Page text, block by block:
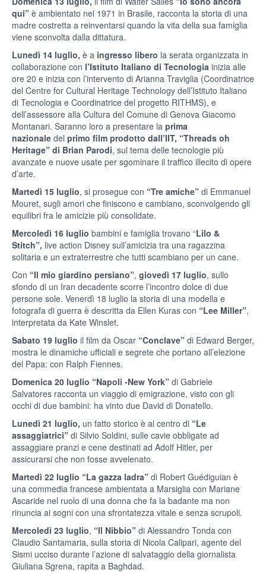
qui” è ambientato nel 1971 in Brasile, racconta la storia di una
madre costretta a reinventarsi quando la vita della sua famiglia
viene sconvolta dalla dittatura.
Lunedì 14 luglio, è a ingresso libero la serata organizzata in
collaborazione con l’Istituto Italiano di Tecnologia inizia alle
ore 20 e inizia con l’intervento di Arianna Traviglia (Coordinatrice
del Centre for Cultural Heritage Technology dell’Istituto Italiano
di Tecnologia e Coordinatrice del progetto RITHMS), e
dell’assessore alla Cultura del Comune di Genova Giacomo
Montanari. Saranno loro a presentare la prima
nazionale del primo film prodotto dall’IIT, “Threads oh
Heritage” di Brian Parodi, sul tema delle tecnologie più
avanzate e nuove usate per sgominare il traffico illecito di opere
d’arte.
Martedì 15 luglio, si prosegue con “Tre amiche” di Emmanuel
Mouret, sugli amori che finiscono e cambiano, sconvolgendo gli
equilibri fra le amicizie più consolidate.
Mercoledì 16 luglio bambini e famiglia trovano “Lilo &
Stitch”, live action Disney sull’amicizia tra una ragazzina
solitaria e un extraterrestre che tutti scambiano per un cane.
Con “Il mio giardino persiano”, giovedì 17 luglio, sullo
sfondo di un Iran decadente scorre l’incontro dolce di due
persone sole. Venerdì 18 luglio la storia di una modella e
fotografa di guerra è descritta da Ellen Kuras con “Lee Miller”,
interpretata da Kate Winslet.
Sabato 19 luglio il film da Oscar “Conclave” di Edward Berger,
mostra le dinamiche ufficiali e segrete che portano all’elezione
del Papa: con Ralph Fiennes.
Domenica 20 luglio “Napoli -New York” di Gabriele
Salvatores racconta un viaggio di emigrazione, visto con gli
occhi di due bambini: ha vinto due David di Donatello.
Lunedì 21 luglio, un fatto storico è al centro di “Le
assaggiatrici” di Silvio Soldini, sulle cavie obbligate ad
assaggiare pranzi e cene destinati ad Adolf Hitler, per
assicurarsi che non fosse avvelenato.
Martedì 22 luglio “La gazza ladra” di Robert Guédiguian è
una commedia francese ambientata a Marsiglia con Mariane
Ascaride nel ruolo di una donna che fa la badante ma non
rinuncia ai sogni con una sfrontatezza vitale e senza scrupoli.
Mercoledì 23 luglio, “Il Nibbio” di Alessandro Tonda con
Claudio Santamaria, sulla storia di Nicola Calipari, agente del
Sismi ucciso durante l’azione di salvataggio della giornalista
Giuliana Sgrena, rapita a Baghdad.